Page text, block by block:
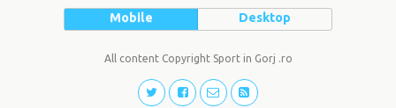
Mobile Desktop
All content Copyright Sport in Gorj .ro